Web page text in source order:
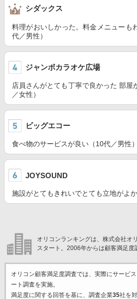
シダックス
料理がおいしかった。料金メニューも
代／男性）
ジャンボカラオケ広場
店員さんがとても丁寧で良かった 部屋
／女性）
ビッグエコー
食べ物のサービスが良い（10代／男性）
JOYSOUND
施設がとてもきれいでとても立地がよ
オリコンランキングは、株式会社オ
スタート。2006年からは顧客満足度
オリコン顧客満足度調査では、実際にサービ
ート調査を実施。
満足度に関する回答を基に、調査企業35社を